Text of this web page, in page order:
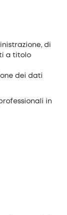
di
a titolo
dei dati
in